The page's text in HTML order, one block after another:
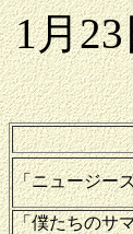
1月
「ニュージー
「僕たちのサ